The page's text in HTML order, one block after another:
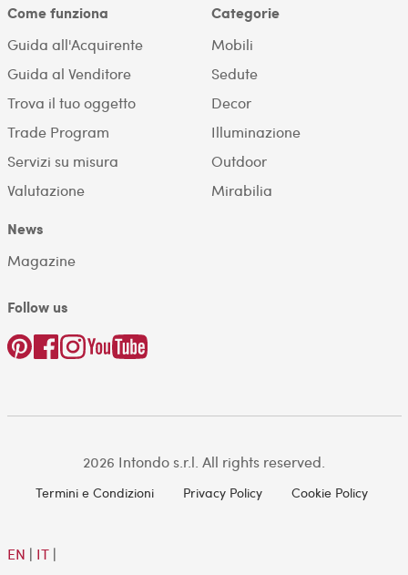
Come funziona
Guida all'Acquirente
Guida al Venditore
Trova il tuo oggetto
Trade Program
Servizi su misura
Valutazione
Categorie
Mobili
Sedute
Decor
Illuminazione
Outdoor
Mirabilia
News
Magazine
Follow us
2026 Intondo s.r.l. All rights reserved.
Termini e Condizioni Privacy Policy Cookie Policy
EN | IT|